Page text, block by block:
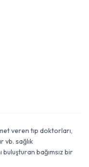
veren tıp doktorları,
vb. sağlık
bağımsız bir